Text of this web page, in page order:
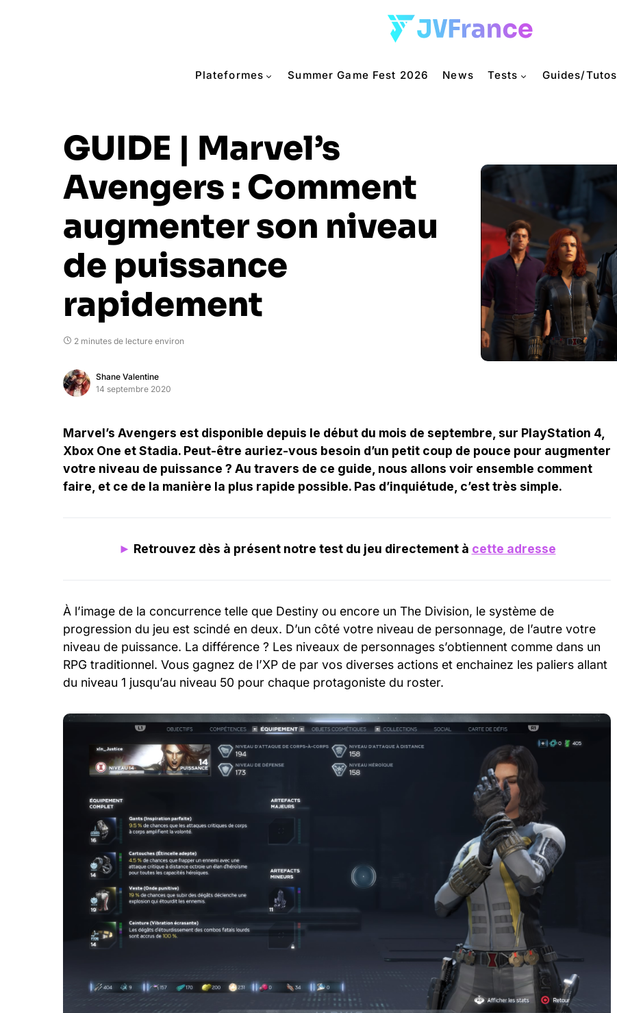
Plateformes Summer Game Fest 2026 News Tests Guides/Tutos
GUIDE | Marvel’s
Avengers : Comment
augmenter son niveau
de puissance
rapidement
2 minutes de lecture environ
Shane Valentine
14 septembre 2020
Marvel’s Avengers est disponible depuis le début du mois de septembre, sur PlayStation 4,
Xbox One et Stadia. Peut-être auriez-vous besoin d’un petit coup de pouce pour augmenter
votre niveau de puissance ? Au travers de ce guide, nous allons voir ensemble comment
faire, et ce de la manière la plus rapide possible. Pas d’inquiétude, c’est très simple.
► Retrouvez dès à présent notre test du jeu directement à cette adresse
À l’image de la concurrence telle que Destiny ou encore un The Division, le système de
progression du jeu est scindé en deux. D’un côté votre niveau de personnage, de l’autre votre
niveau de puissance. La différence ? Les niveaux de personnages s’obtiennent comme dans un
RPG traditionnel. Vous gagnez de l’XP de par vos diverses actions et enchainez les paliers allant
du niveau 1 jusqu’au niveau 50 pour chaque protagoniste du roster.